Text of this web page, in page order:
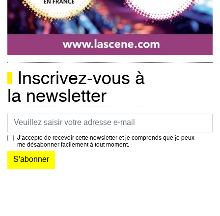
Inscrivez-vous à
la newsletter
Courriel
J’accepte de recevoir cette newsletter et je comprends que je peux
me désabonner facilement à tout moment.